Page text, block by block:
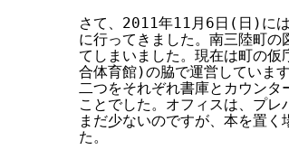
さて、2011年11月6日(日)に
に行ってきました。南三陸町
てしまいました。現在は町の
合体育館)の脇で運営していま
二つをそれぞれ書庫とカウン
ことでした。オフィスは、プ
まだ少ないのですが、本を置
た。